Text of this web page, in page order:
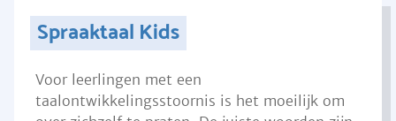
Spraaktaal Kids
Voor leerlingen met een
taalontwikkelingsstoornis is het moeilijk om